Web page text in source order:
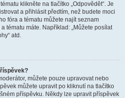
klikněte na tlačítko „Odpovědět“. Je
a přihlásit předtím, než budete moci
fóra a tématu můžete najít seznam
tématu máte. Například: „Můžete posílat
atd.
můžete pouze upravovat nebo
můžete upravit po kliknutí na tlačítko
příspěvku. Někdy lze upravit příspěvek